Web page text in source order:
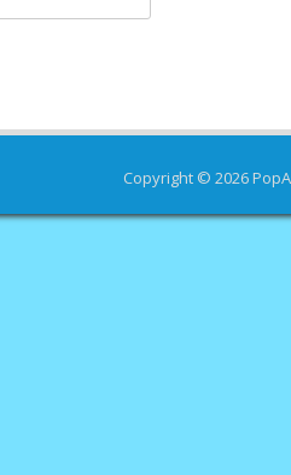
Copyright © 2026